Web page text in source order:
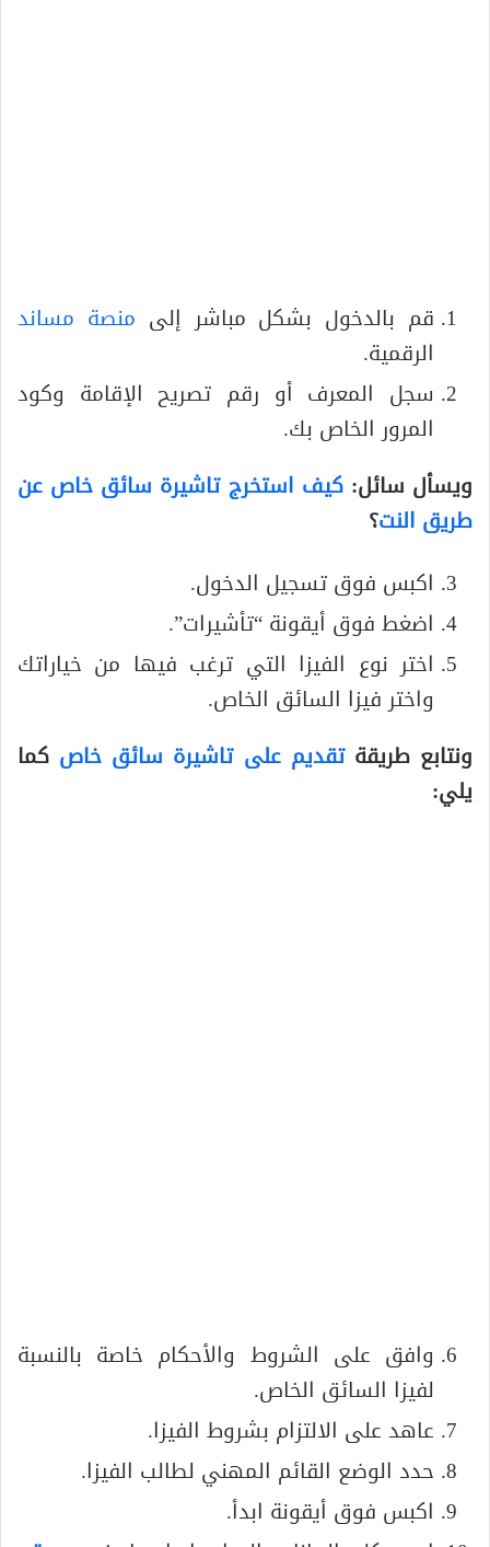
قم بالدخول بشكل مباشر إلى منصة مساند
الرقمية.
سجل المعرف أو رقم تصريح الإقامة وكود
المرور الخاص بك.
ويسأل سائل:كيف استخرج تاشيرة سائق خاص عن
طريق النت؟
اكبس فوق تسجيل الدخول.
اضغط فوق أيقونة “تأشيرات”.
اختر نوع الفيزا التي ترغب فيها من خياراتك
واختر فيزا السائق الخاص.
ونتابع طريقةتقديم على تاشيرة سائق خاص كما
يلي:
وافق على الشروط والأحكام خاصة بالنسبة
لفيزا السائق الخاص.
عاهد على الالتزام بشروط الفيزا.
حدد الوضع القائم المهني لطالب الفيزا.
اكبس فوق أيقونة ابدأ.